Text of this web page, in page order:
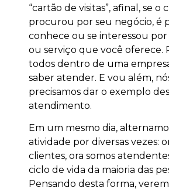
“cartão de visitas”, afinal, se o
procurou por seu negócio, é
conhece ou se interessou
ou serviço que você oferece.
todos dentro de uma
saber atender. E vou além,
precisamos dar o exemplo
atendimento.
Em um mesmo dia,
atividade por diversas vezes:
clientes, ora somos
ciclo de vida da maioria das
Pensando desta forma,